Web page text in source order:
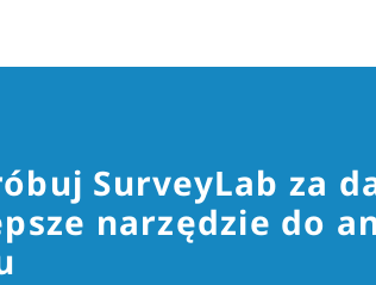
SurveyLab za
narzędzie do